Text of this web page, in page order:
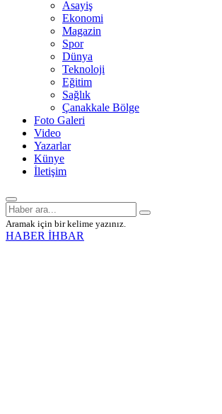
Asayiş
Ekonomi
Magazin
Spor
Dünya
Teknoloji
Eğitim
Sağlık
Çanakkale Bölge
Foto Galeri
Video
Yazarlar
Künye
İletişim
Aramak için bir kelime yazınız.
HABER İHBAR